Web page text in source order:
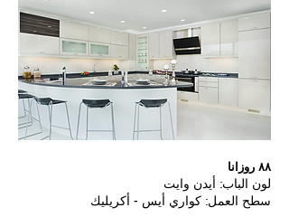
٨٨ روزانا
لون الباب: أيدن وايت
سطح العمل: كواري أيس - أكريليك